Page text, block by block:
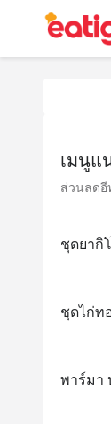
เมนูแ
ส่วนลดอี
ชุดยากิ
ชุดไก่ท
พาร์มา